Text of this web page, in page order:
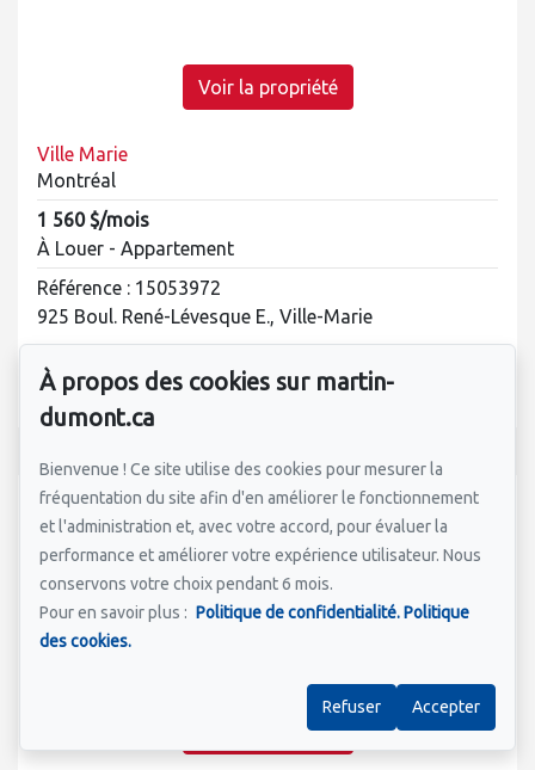
Voir la propriété
Ville Marie
Montréal
1 560 $/mois
À Louer - Appartement
Référence : 15053972
925 Boul. René-Lévesque E., Ville-Marie
1 unité
Voir la propriété
À propos des cookies sur martin-
dumont.ca
Bienvenue ! Ce site utilise des cookies pour mesurer la
fréquentation du site afin d'en améliorer le fonctionnement
et l'administration et, avec votre accord, pour évaluer la
performance et améliorer votre expérience utilisateur. Nous
conservons votre choix pendant 6 mois.
Pour en savoir plus : Politique de confidentialité.Politique
des cookies.
Refuser Accepter